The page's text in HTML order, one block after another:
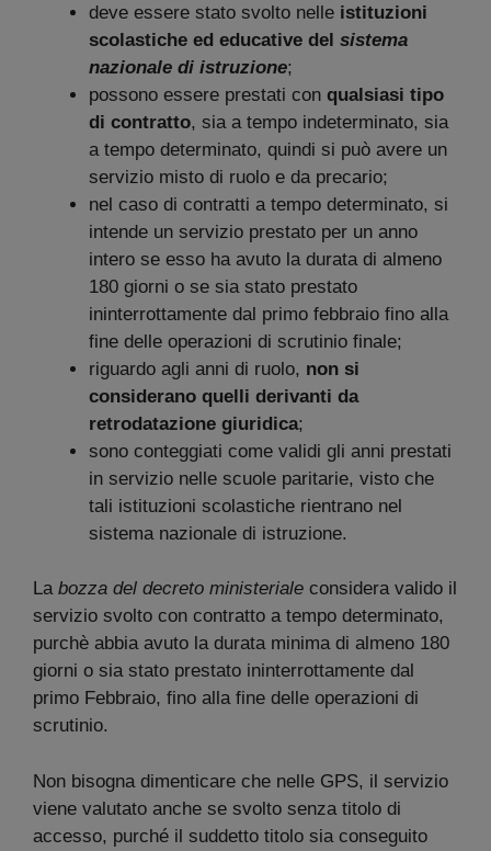
deve essere stato svolto nelle istituzioni
scolastiche ed educative del sistema
nazionale di istruzione;
possono essere prestati con qualsiasi tipo
di contratto, sia a tempo indeterminato, sia
a tempo determinato, quindi si può avere un
servizio misto di ruolo e da precario;
nel caso di contratti a tempo determinato, si
intende un servizio prestato per un anno
intero se esso ha avuto la durata di almeno
180 giorni o se sia stato prestato
ininterrottamente dal primo febbraio fino alla
fine delle operazioni di scrutinio finale;
riguardo agli anni di ruolo, non si
considerano quelli derivanti da
retrodatazione giuridica;
sono conteggiati come validi gli anni prestati
in servizio nelle scuole paritarie, visto che
tali istituzioni scolastiche rientrano nel
sistema nazionale di istruzione.
La bozza del decreto ministeriale considera valido il
servizio svolto con contratto a tempo determinato,
purchè abbia avuto la durata minima di almeno 180
giorni o sia stato prestato ininterrottamente dal
primo Febbraio, fino alla fine delle operazioni di
scrutinio.
Non bisogna dimenticare che nelle GPS, il servizio
viene valutato anche se svolto senza titolo di
accesso, purché il suddetto titolo sia conseguito